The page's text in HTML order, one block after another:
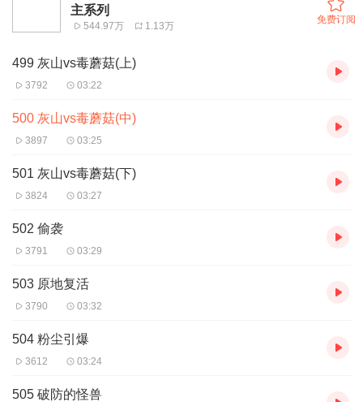
主系列
544.97万 1.13万
免费订阅
499 灰山vs毒蘑菇(上)
3792 03:22
500 灰山vs毒蘑菇(中)
3897 03:25
501 灰山vs毒蘑菇(下)
3824 03:27
502 偷袭
3791 03:29
503 原地复活
3790 03:32
504 粉尘引爆
3612 03:24
505 破防的怪兽